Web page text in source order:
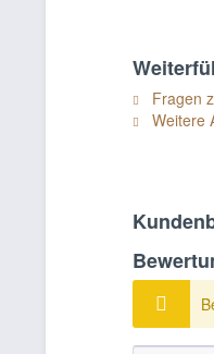
Fragen
Weitere